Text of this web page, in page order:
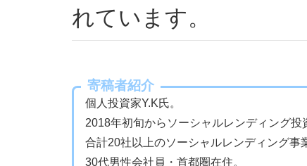
れています。
寄稿者紹介
個人投資家Y.K氏。
2018年初旬からソーシャルレンディング投
合計20社以上のソーシャルレンディング事
30代男性会社員・首都圏在住。